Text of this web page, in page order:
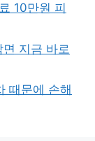
10만원 피
지금 바로
때문에 손해